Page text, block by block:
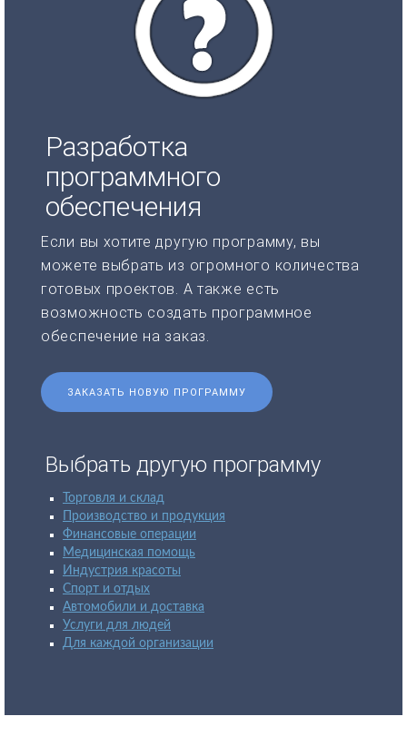
Разработка
программного
обеспечения
Если вы хотите другую программу, вы
можете выбрать из огромного количества
готовых проектов. А также есть
возможность создать программное
обеспечение на заказ.
ЗАКАЗАТЬ НОВУЮ ПРОГРАММУ
Выбрать другую программу
Торговля и склад
Производство и продукция
Финансовые операции
Медицинская помощь
Индустрия красоты
Спорт и отдых
Автомобили и доставка
Услуги для людей
Для каждой организации